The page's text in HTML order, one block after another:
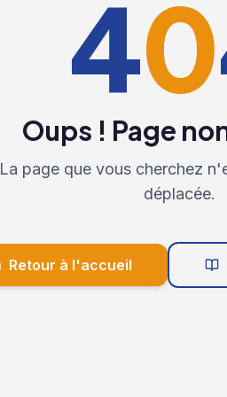
40
Oups ! Page
La page que vous cherchez
déplacée.
Retour à l'accueil